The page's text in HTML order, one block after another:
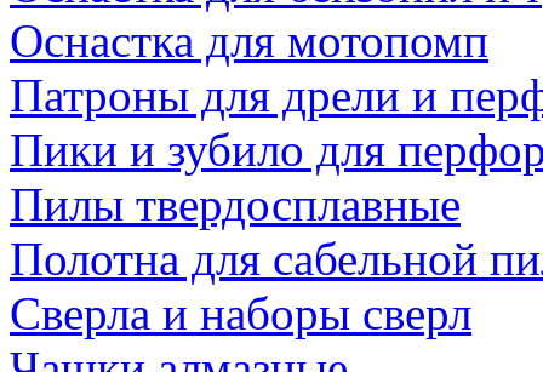
Оснастка для мотопомп
Патроны для дрели и
Пики и зубило для
Пилы твердосплавные
Полотна для сабельной
Сверла и наборы сверл